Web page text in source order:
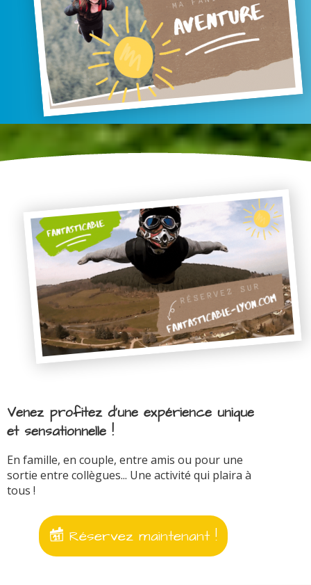
Venez profitez d'une expérience unique
et sensationnelle !
En famille, en couple, entre amis ou pour une
sortie entre collègues... Une activité qui plaira à
tous !
Réservez maintenant !